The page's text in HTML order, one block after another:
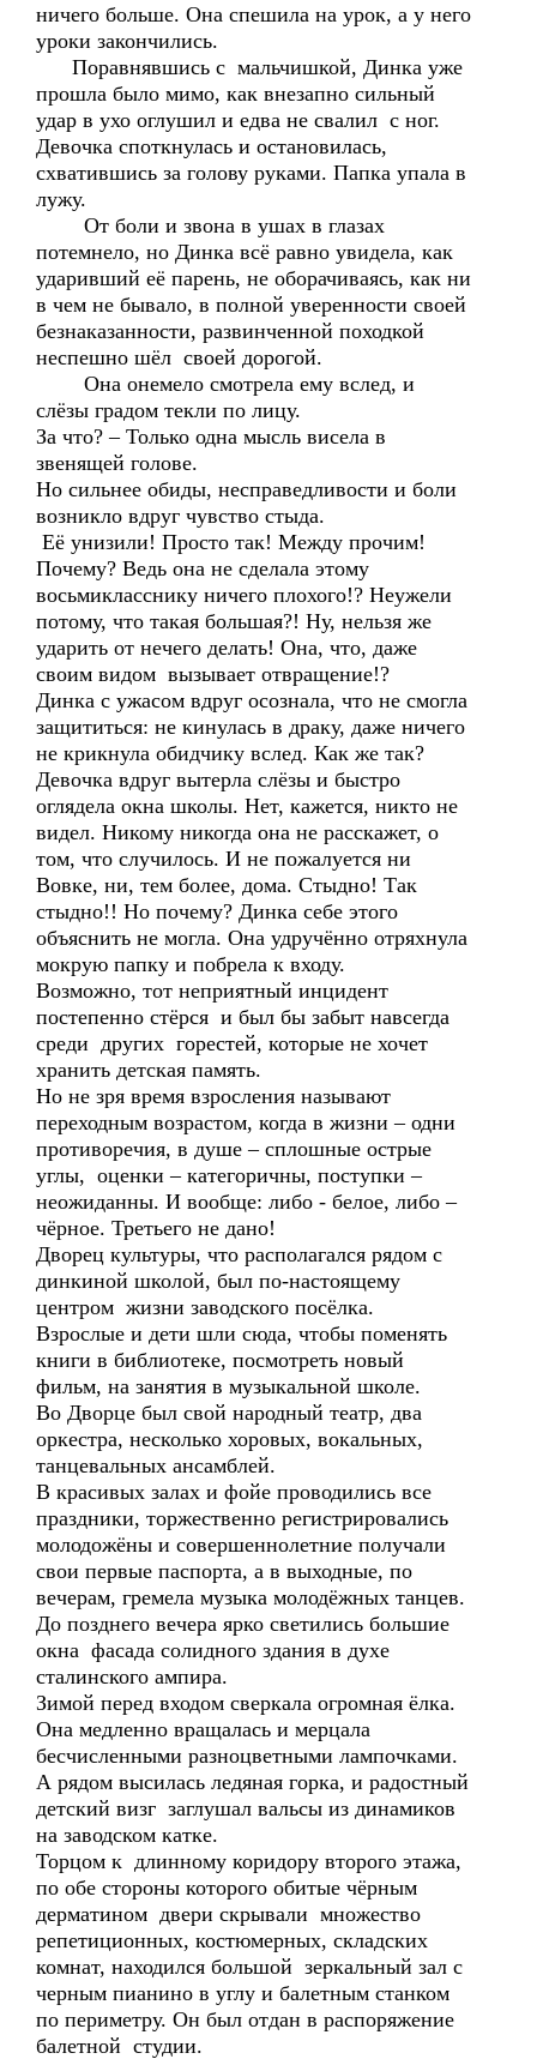
ничего больше. Она спешила на урок, а у него
уроки закончились.
Поравнявшись с мальчишкой, Динка уже
прошла было мимо, как внезапно сильный
удар в ухо оглушил и едва не свалил с ног.
Девочка споткнулась и остановилась,
схватившись за голову руками. Папка упала в
лужу.
От боли и звона в ушах в глазах
потемнело, но Динка всё равно увидела, как
ударивший её парень, не оборачиваясь, как ни
в чем не бывало, в полной уверенности своей
безнаказанности, развинченной походкой
неспешно шёл своей дорогой.
Она онемело смотрела ему вслед, и
слёзы градом текли по лицу.
За что? – Только одна мысль висела в
звенящей голове.
Но сильнее обиды, несправедливости и боли
возникло вдруг чувство стыда.
Её унизили! Просто так! Между прочим!
Почему? Ведь она не сделала этому
восьмикласснику ничего плохого!? Неужели
потому, что такая большая?! Ну, нельзя же
ударить от нечего делать! Она, что, даже
своим видом вызывает отвращение!?
Динка с ужасом вдруг осознала, что не смогла
защититься: не кинулась в драку, даже ничего
не крикнула обидчику вслед. Как же так?
Девочка вдруг вытерла слёзы и быстро
оглядела окна школы. Нет, кажется, никто не
видел. Никому никогда она не расскажет, о
том, что случилось. И не пожалуется ни
Вовке, ни, тем более, дома. Стыдно! Так
стыдно!! Но почему? Динка себе этого
объяснить не могла. Она удручённо отряхнула
мокрую папку и побрела к входу.
Возможно, тот неприятный инцидент
постепенно стёрся и был бы забыт навсегда
среди других горестей, которые не хочет
хранить детская память.
Но не зря время взросления называют
переходным возрастом, когда в жизни – одни
противоречия, в душе – сплошные острые
углы, оценки – категоричны, поступки –
неожиданны. И вообще: либо - белое, либо –
чёрное. Третьего не дано!
Дворец культуры, что располагался рядом с
динкиной школой, был по-настоящему
центром жизни заводского посёлка.
Взрослые и дети шли сюда, чтобы поменять
книги в библиотеке, посмотреть новый
фильм, на занятия в музыкальной школе.
Во Дворце был свой народный театр, два
оркестра, несколько хоровых, вокальных,
танцевальных ансамблей.
В красивых залах и фойе проводились все
праздники, торжественно регистрировались
молодожёны и совершеннолетние получали
свои первые паспорта, а в выходные, по
вечерам, гремела музыка молодёжных танцев.
До позднего вечера ярко светились большие
окна фасада солидного здания в духе
сталинского ампира.
Зимой перед входом сверкала огромная ёлка.
Она медленно вращалась и мерцала
бесчисленными разноцветными лампочками.
А рядом высилась ледяная горка, и радостный
детский визг заглушал вальсы из динамиков
на заводском катке.
Торцом к длинному коридору второго этажа,
по обе стороны которого обитые чёрным
дерматином двери скрывали множество
репетиционных, костюмерных, складских
комнат, находился большой зеркальный зал с
черным пианино в углу и балетным станком
по периметру. Он был отдан в распоряжение
балетной студии.